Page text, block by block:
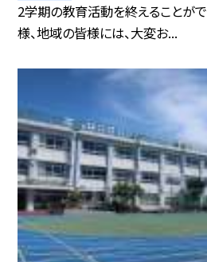
2学期の教育活動を終えることが
様、地域の皆様には、大変お...